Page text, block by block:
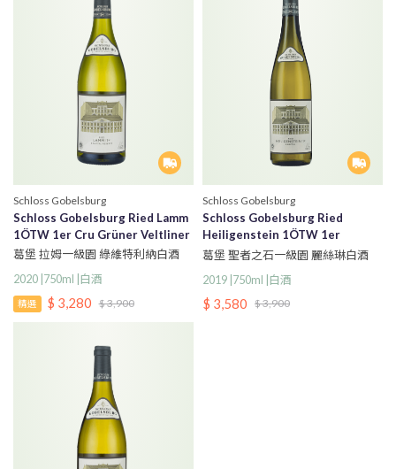
Schloss Gobelsburg
Schloss Gobelsburg Ried Lamm
1ÖTW 1er Cru Grüner Veltliner
葛堡 拉姆一級園 綠維特利納白酒
2020 |750ml |白酒
精選 $ 3,280 $ 3,900
Schloss Gobelsburg
Schloss Gobelsburg Ried
Heiligenstein 1ÖTW 1er
Riesling
葛堡 聖者之石一級園 麗絲琳白酒
2019 |750ml |白酒
$ 3,580 $ 3,900